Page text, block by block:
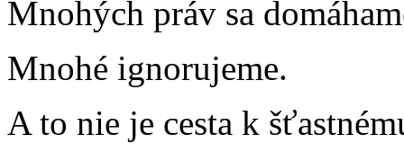
Mnohých práv sa
Mnohé ignorujeme.
A to nie je cesta k